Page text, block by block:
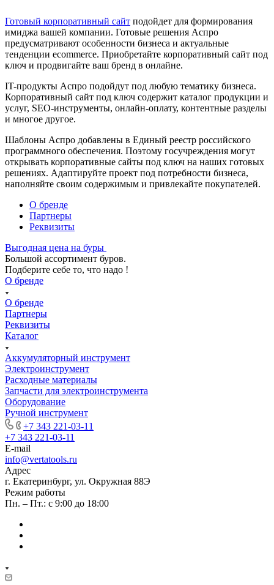
Готовый корпоративный сайт подойдет для формирования
имиджа вашей компании. Готовые решения Аспро
предусматривают особенности бизнеса и актуальные
тенденции ecommerce. Приобретайте корпоративный сайт под
ключ и продвигайте ваш бренд в онлайне.
IT-продукты Аспро подойдут под любую тематику бизнеса.
Корпоративный сайт под ключ содержит каталог продукции и
услуг, SEO-инструменты, онлайн-оплату, контентные разделы
и многое другое.
Шаблоны Аспро добавлены в Единый реестр российского
программного обеспечения. Поэтому госучреждения могут
открывать корпоративные сайты под ключ на наших готовых
решениях. Адаптируйте проект под потребности бизнеса,
наполняйте своим содержимым и привлекайте покупателей.
О бренде
Партнеры
Реквизиты
Выгодная цена на буры
Большой ассортимент буров.
Подберите себе то, что надо !
О бренде
О бренде
Партнеры
Реквизиты
Каталог
Аккумуляторный инструмент
Электроинструмент
Расходные материалы
Запчасти для электроинструмента
Оборудование
Ручной инструмент
+7 343 221-03-11
+7 343 221-03-11
E-mail
info@vertatools.ru
Адрес
г. Екатеринбург, ул. Окружная 88Э
Режим работы
Пн. – Пт.: с 9:00 до 18:00